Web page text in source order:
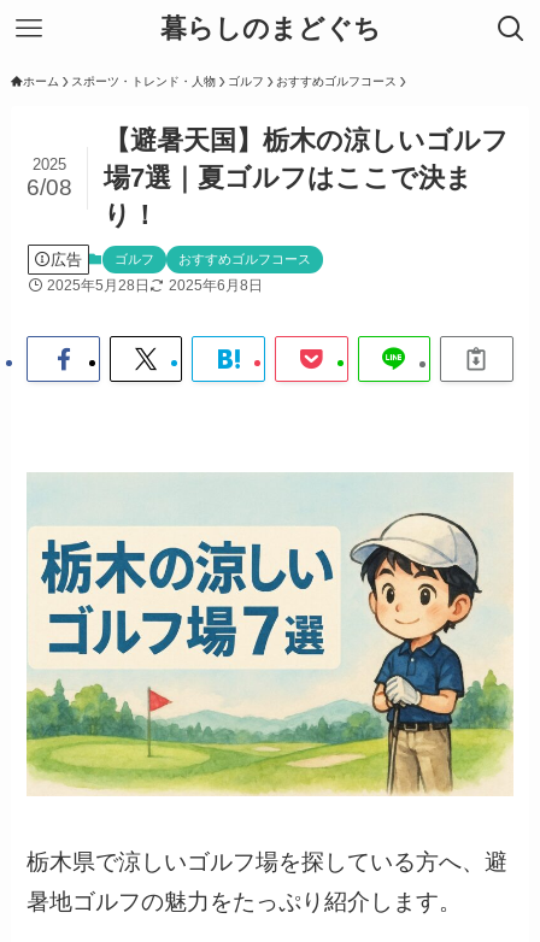
暮らしのまどぐち
ホーム スポーツ・トレンド・人物 ゴルフ おすすめゴルフコース
【避暑天国】栃木の涼しいゴルフ
場7選｜夏ゴルフはここで決ま
り！
2025
6/08
広告 ゴルフ おすすめゴルフコース
2025年5月28日 2025年6月8日
栃木県で涼しいゴルフ場を探している方へ、避
暑地ゴルフの魅力をたっぷり紹介します。